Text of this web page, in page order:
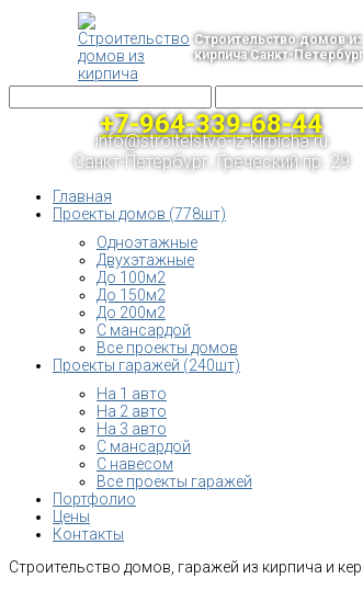
Строительство домов из
кирпича Санкт-Петербург
+7-964-339-68-44
info@stroitelstvo-iz-kirpicha.ru
Санкт-Петербург, Греческий пр. 29
Главная
Проекты домов (778шт)
Одноэтажные
Двухэтажные
До 100м2
До 150м2
До 200м2
С мансардой
Все проекты домов
Проекты гаражей (240шт)
На 1 авто
На 2 авто
На 3 авто
С мансардой
С навесом
Все проекты гаражей
Портфолио
Цены
Контакты
Строительство домов, гаражей из кирпича и